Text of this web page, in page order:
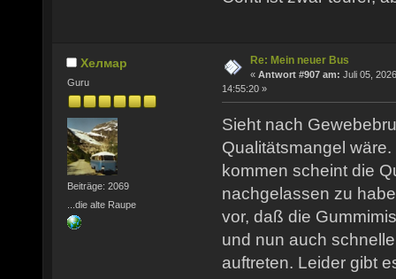
Хелмар
Guru
Beiträge: 2069
...die alte Raupe
Re: Mein neuer Bus
« Antwort #907 am: Juli 05,
14:55:20 »
Sieht nach
Qualitätsmangel
kommen scheint die
nachgelassen zu
vor, daß die
und nun auch
auftreten. Leider gibt